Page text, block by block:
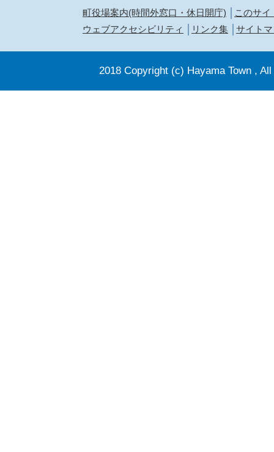
町役場案内(時間外窓口・休日開庁)
このサイ
ウェブアクセシビリティ
リンク集 サイト
2018 Copyright (c) Hayama Town ,